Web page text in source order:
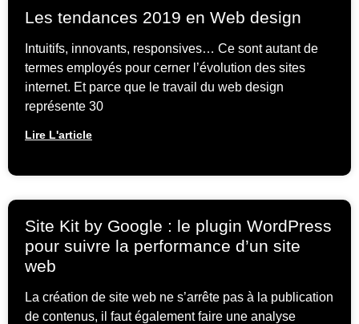
Les tendances 2019 en Web design
Intuitifs, innovants, responsives… Ce sont autant de
termes employés pour cerner l’évolution des sites
internet. Et parce que le travail du web design
représente 30
Lire L'article
Site Kit by Google : le plugin WordPress
pour suivre la performance d’un site
web
La création de site web ne s’arrête pas à la publication
de contenus, il faut également faire une analyse